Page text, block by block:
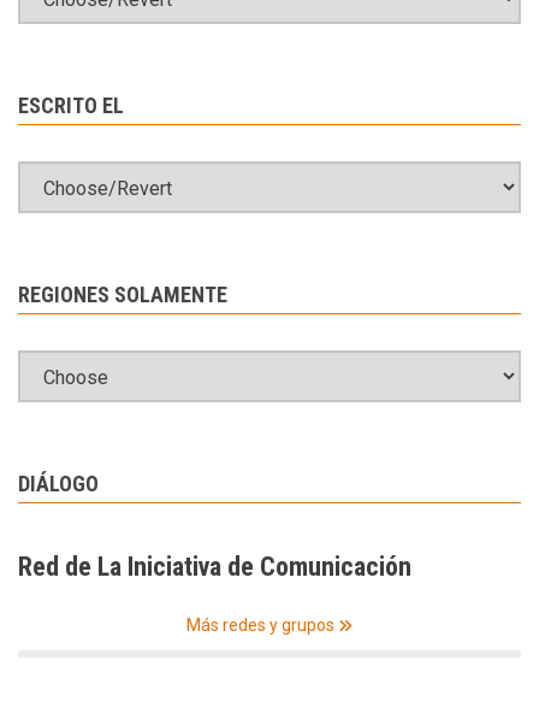
ESCRITO EL
REGIONES SOLAMENTE
DIÁLOGO
Red de La Iniciativa de Comunicación
Más redes y grupos